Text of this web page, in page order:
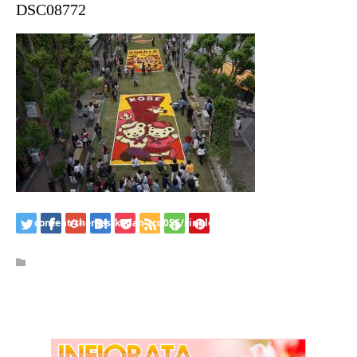
Warning: Undefined array key 0 in
/home/kobeijinkan/kobeijinkan.com/public_html/wp-
content/themes/kadan_tcd056/single.phpon line
Warning: Attempt to read property "name" on null in
/home/kobeijinkan/kobeijinkan.com/public_html/wp-
content/themes/kadan_tcd056/single.php
DSC08772